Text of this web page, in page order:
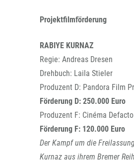
Projektfilmförderung
RABIYE KURNAZ
Regie: Andreas Dresen
Drehbuch: Laila Stieler
Produzent D: Pandora Film
Förderung D: 250.000 Euro
Produzent F: Cinéma
Förderung F: 120.000 Euro
Der Kampf um die
Kurnaz aus ihrem Bremer